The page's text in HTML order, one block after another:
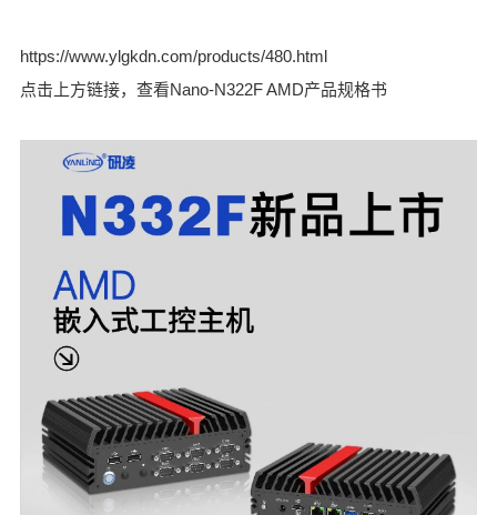
https://www.ylgkdn.com/products/480.html
点击上方链接，查看Nano-N322F AMD产品规格书